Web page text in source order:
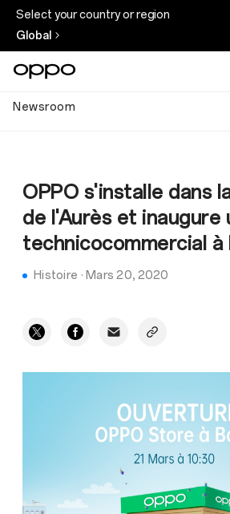
Select your country or region
Global
Newsroom
OPPO s'installe dans
de l'Aurès et inaugure
technicocommercial à
Histoire · Mars 20, 2020